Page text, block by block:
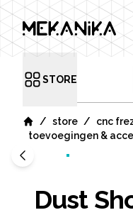
MEKANIKA
Open menu
STORE
Home
/ store / cnc
toevoegingen &
Dust